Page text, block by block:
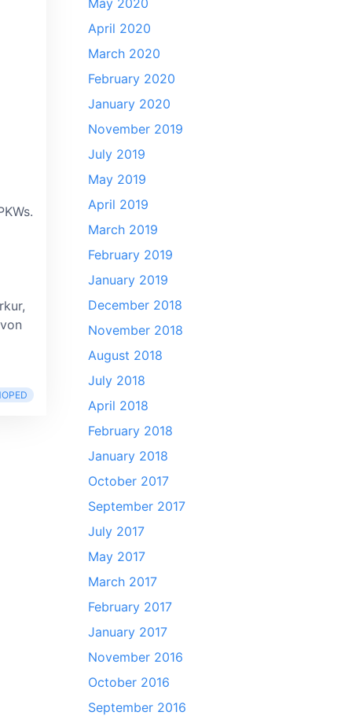
May 2020
April 2020
March 2020
February 2020
January 2020
November 2019
July 2019
May 2019
April 2019
March 2019
February 2019
January 2019
December 2018
November 2018
August 2018
July 2018
April 2018
February 2018
January 2018
October 2017
September 2017
July 2017
May 2017
March 2017
February 2017
January 2017
November 2016
October 2016
September 2016